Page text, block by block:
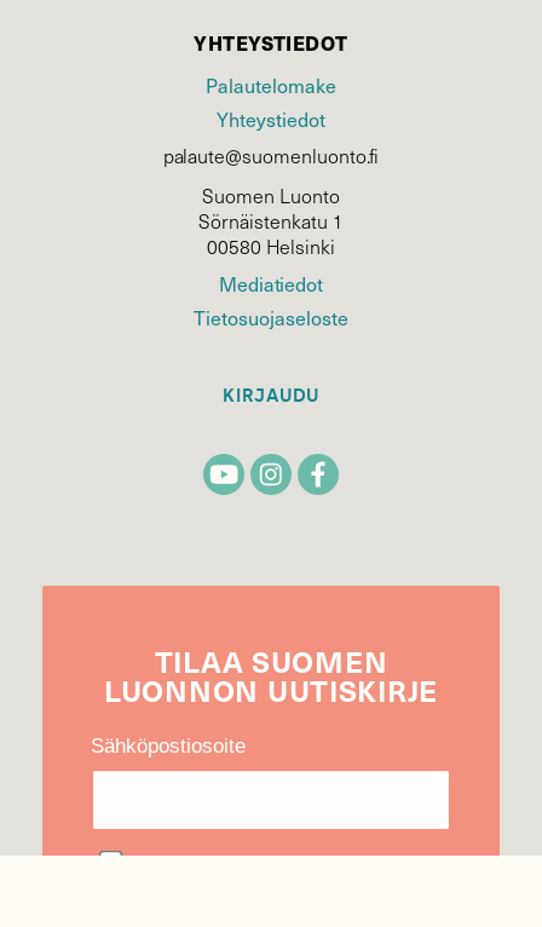
YHTEYSTIEDOT
Palautelomake
Yhteystiedot
palaute@suomenluonto.fi
Suomen Luonto
Sörnäistenkatu 1
00580 Helsinki
Mediatiedot
Tietosuojaseloste
KIRJAUDU
TILAA SUOMEN
LUONNON UUTIS­KIRJE
Sähköpostiosoite
Hyväksyn tietojeni käytön uutiskirjeen